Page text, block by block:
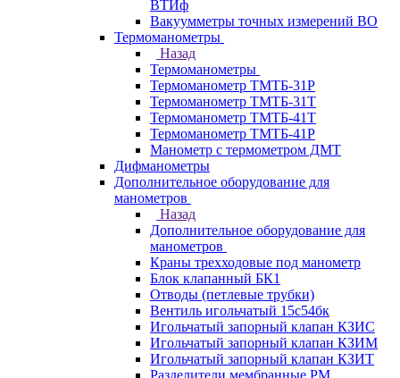
ВТИф
Вакуумметры точных измерений ВО
Термоманометры
Назад
Термоманометры
Термоманометр ТМТБ-31Р
Термоманометр ТМТБ-31Т
Термоманометр ТМТБ-41Т
Термоманометр ТМТБ-41Р
Манометр с термометром ДМТ
Дифманометры
Дополнительное оборудование для
манометров
Назад
Дополнительное оборудование для
манометров
Краны трехходовые под манометр
Блок клапанный БК1
Отводы (петлевые трубки)
Вентиль игольчатый 15с54бк
Игольчатый запорный клапан КЗИС
Игольчатый запорный клапан КЗИМ
Игольчатый запорный клапан КЗИТ
Разделители мембранные РМ